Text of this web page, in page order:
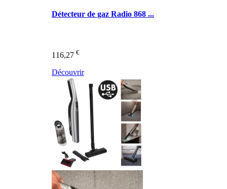
Détecteur de gaz Radio 868 ...
116,27 €
Découvrir